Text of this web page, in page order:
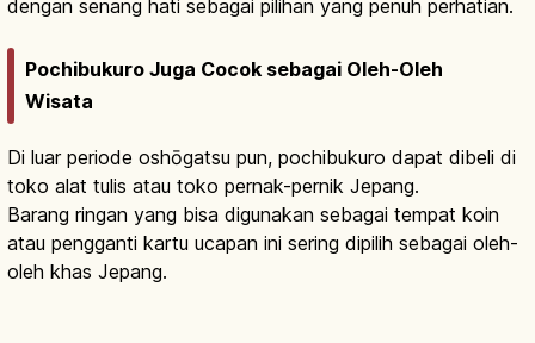
dengan senang hati sebagai pilihan yang penuh perhatian.
Pochibukuro Juga Cocok sebagai Oleh-Oleh
Wisata
Di luar periode oshōgatsu pun, pochibukuro dapat dibeli di
toko alat tulis atau toko pernak-pernik Jepang.
Barang ringan yang bisa digunakan sebagai tempat koin
atau pengganti kartu ucapan ini sering dipilih sebagai oleh-
oleh khas Jepang.